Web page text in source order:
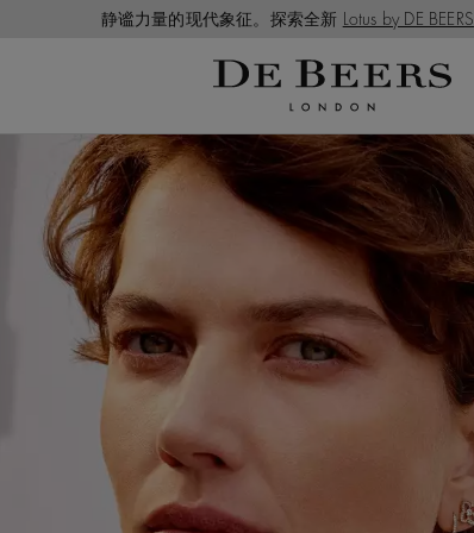
静谧力量的现代象征。探索全新 Lotus by DE BEERS